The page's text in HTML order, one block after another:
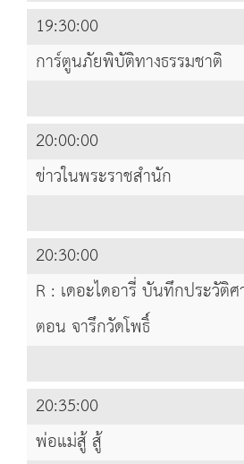
19:30:00
การ์ตูนภัยพิบัติทางธรรมชาติ
20:00:00
ข่าวในพระราชสำนัก
20:30:00
R : เดอะไดอารี่ บันทึกประวัติ
ตอน จารึกวัดโพธิ์
20:35:00
พ่อแม่สู้ สู้